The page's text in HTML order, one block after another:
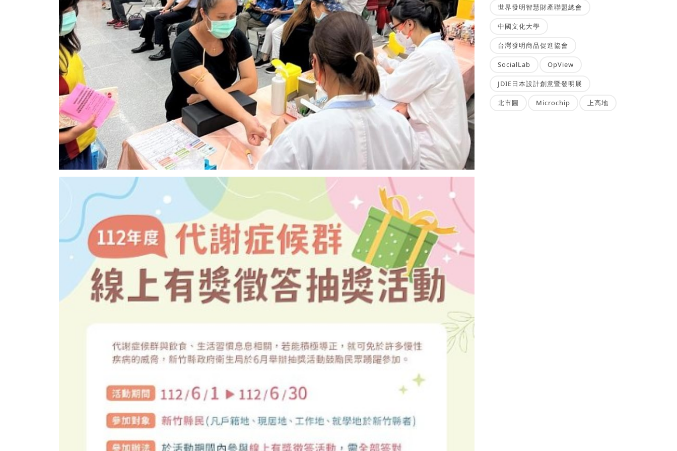
世界發明智慧財產聯盟總會
中國文化大學
台灣發明商品促進協會
SocialLab OpView
JDIE日本設計創意暨發明展
北市圖 Microchip 上高地